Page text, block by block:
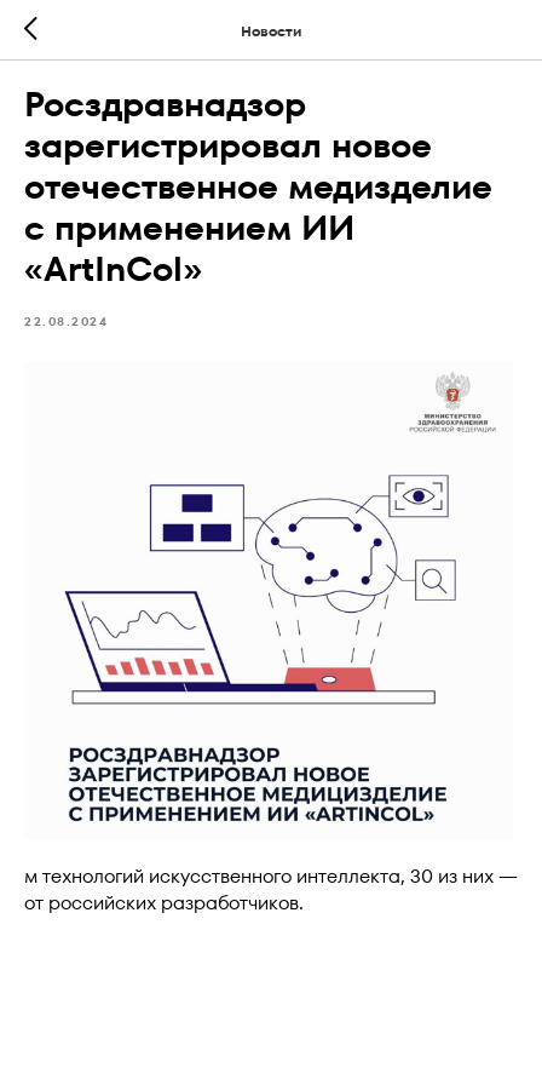
Новости
Росздравнадзор
зарегистрировал новое
отечественное медизделие
с применением ИИ
«ArtInCol»
22.08.2024
м технологий искусственного интеллекта, 30 из них —
от российских разработчиков.